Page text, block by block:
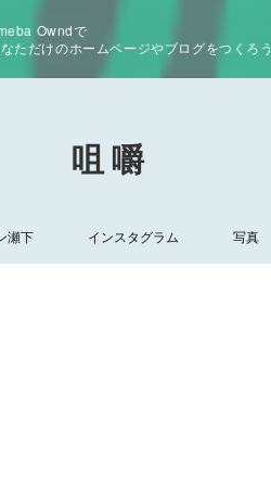
Owndで
ただけのホームページやブログをつくろう
咀 嚼
瀬下 インスタグラム 写真